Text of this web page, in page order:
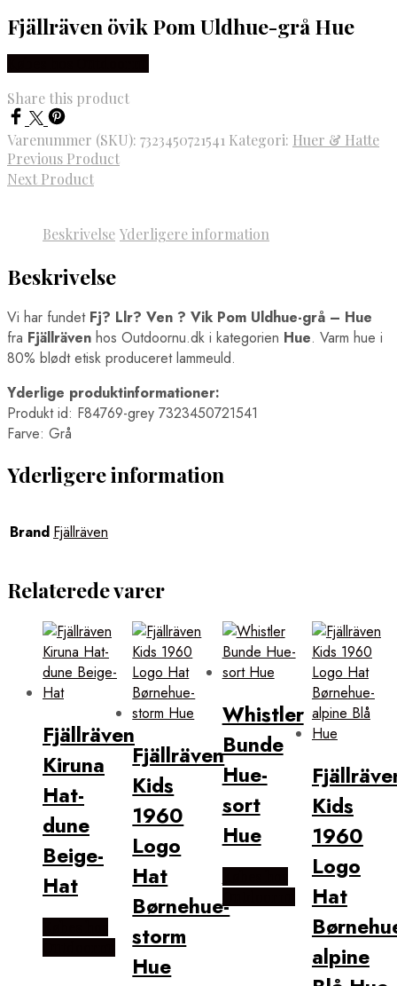
Fjällräven övik Pom Uldhue-grå Hue
Share this product
Varenummer (SKU): 7323450721541 Kategori: Huer & Hatte
Previous Product
Next Product
Beskrivelse Yderligere information
Beskrivelse
Vi har fundet Fj? Llr? Ven ? Vik Pom Uldhue-grå – Hue
fra Fjällräven hos Outdoornu.dk i kategorien Hue. Varm hue i
80% blødt etisk produceret lammeuld.
Yderlige produktinformationer:
Produkt id: F84769-grey 7323450721541
Farve: Grå
Yderligere information
Brand Fjällräven
Relaterede varer
Fjällräven
Kiruna
Hat-
dune
Beige-
Hat
Fjällräven
Kids
1960
Logo
Hat
Børnehue-
storm
Hue
Whistler
Bunde
Hue-
sort
Hue
Kids
1960
Logo
Hat
alpine